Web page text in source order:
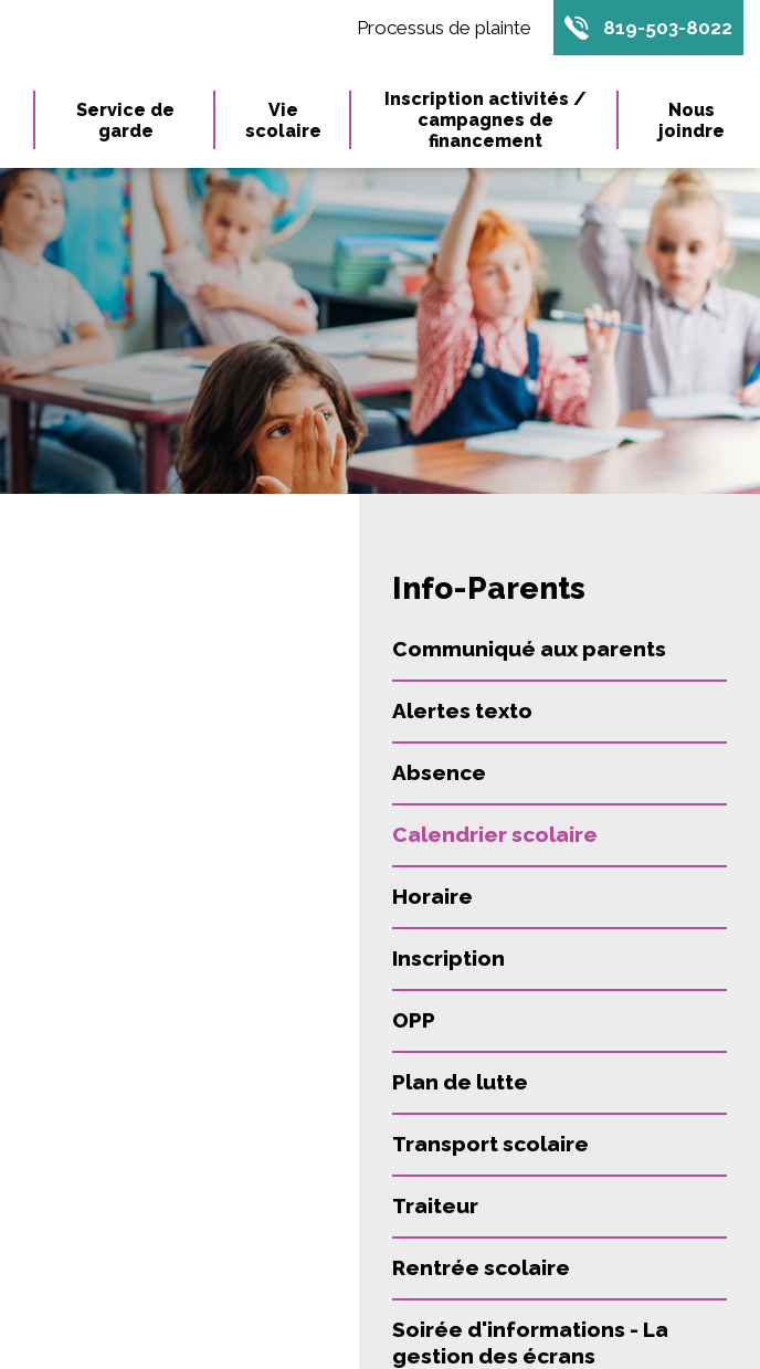
Processus de plainte 819-503-8022
Service de
garde
Vie
scolaire
Inscription activités /
campagnes de
financement
Nous
joindre
Info-Parents
Communiqué aux parents
Alertes texto
Absence
Calendrier scolaire
Horaire
Inscription
OPP
Plan de lutte
Transport scolaire
Traiteur
Rentrée scolaire
Soirée d'informations - La
gestion des écrans